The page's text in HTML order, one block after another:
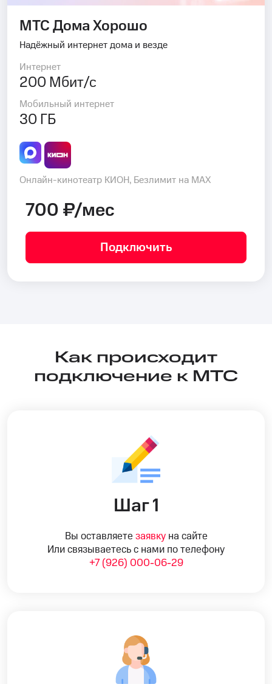
МТС Дома Хорошо
Надёжный интернет дома и везде
Интернет
200 Мбит/с
Мобильный интернет
30 ГБ
Онлайн-кинотеатр КИОН, Безлимит на MAX
700 ₽/мес
Подключить
Как происходит
подключение к МТС
Шаг 1
Вы оставляете заявкуна сайте
Или связываетесь с нами по телефону
+7 (926) 000-06-29